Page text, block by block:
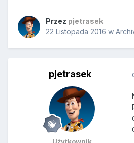
Przez pjetrasek
22 Listopada 2016 w
pjetrasek